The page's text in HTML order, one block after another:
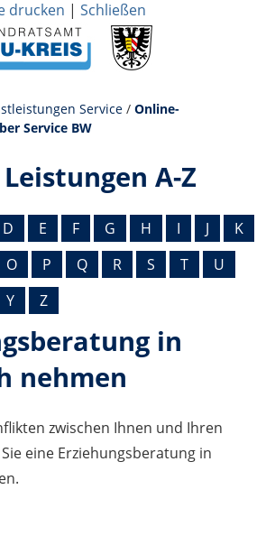
drucken | Schließen
Service /Online-
Service BW
A-Z
D E F G H I J
K
O P Q R S T
U
Y Z
in
nehmen
zwischen Ihnen und Ihren
eine Erziehungsberatung in